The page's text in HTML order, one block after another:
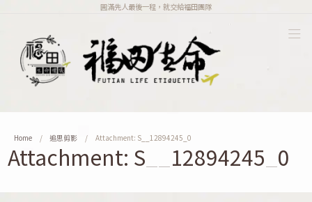
圓滿先人最後一程，就交給福田團隊
Home 追思剪影 Attachment: S__12894245_0
Attachment: S__12894245_0